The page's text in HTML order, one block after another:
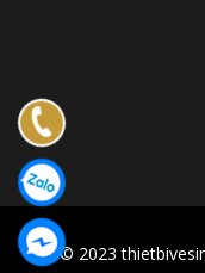
© 2023